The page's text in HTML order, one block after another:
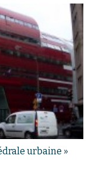
urbaine »